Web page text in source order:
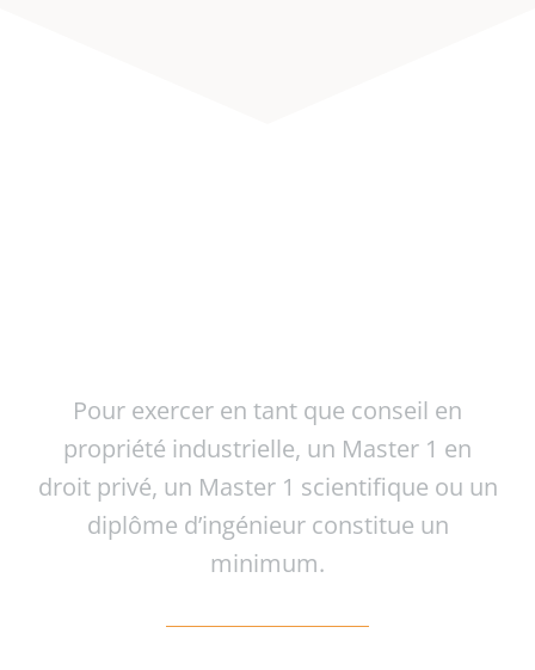
Pour exercer en tant que conseil en
propriété industrielle, un Master 1 en
droit privé, un Master 1 scientifique ou un
diplôme d’ingénieur constitue un
minimum.